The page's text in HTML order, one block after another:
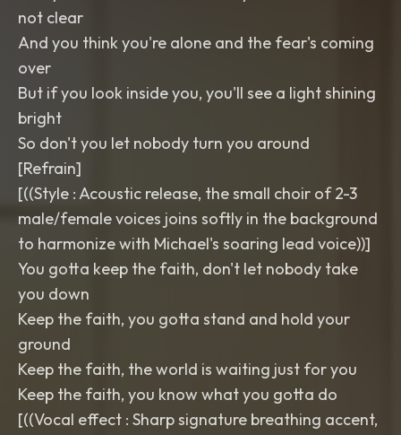
not clear
And you think you're alone and the fear's coming
over
But if you look inside you, you'll see a light shining
bright
So don't you let nobody turn you around
​[Refrain]
[((Style : Acoustic release, the small choir of 2-3
male/female voices joins softly in the background
to harmonize with Michael's soaring lead voice))]
You gotta keep the faith, don't let nobody take
you down
Keep the faith, you gotta stand and hold your
ground
Keep the faith, the world is waiting just for you
Keep the faith, you know what you gotta do
[((Vocal effect : Sharp signature breathing accent,